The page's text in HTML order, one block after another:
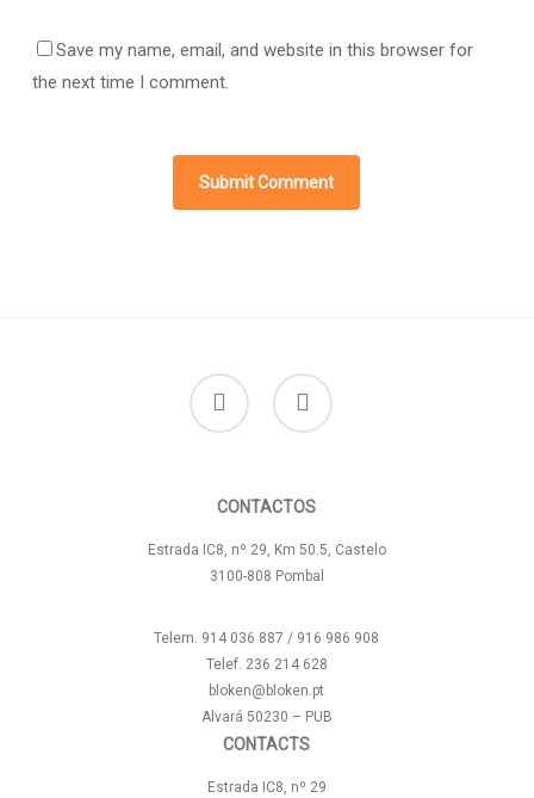
Save my name, email, and website in this browser for
the next time I comment.
facebook instagram
CONTACTOS
Estrada IC8, nº 29, Km 50.5, Castelo
3100-808 Pombal
Telem. 914 036 887 / 916 986 908
Telef. 236 214 628
bloken@bloken.pt
Alvará 50230 – PUB
CONTACTS
Estrada IC8, nº 29